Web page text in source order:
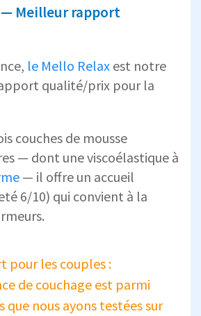
— Meilleur rapport
le Mello Relax est notre
qualité/prix pour la
couches de mousse
— dont une viscoélastique à
— il offre un accueil
6/10) qui convient à la
pour les couples :
de couchage est parmi
que nous ayons testées sur